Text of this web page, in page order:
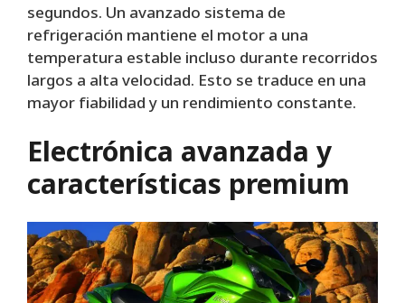
segundos. Un avanzado sistema de
refrigeración mantiene el motor a una
temperatura estable incluso durante recorridos
largos a alta velocidad. Esto se traduce en una
mayor fiabilidad y un rendimiento constante.
Electrónica avanzada y
características premium